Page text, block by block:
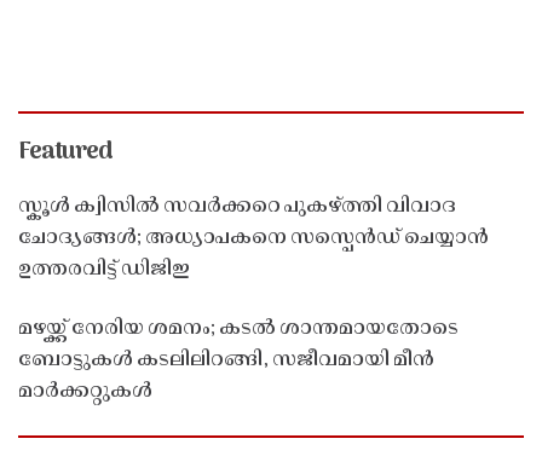
Featured
സ്കൂൾ ക്വിസിൽ സവർക്കറെ പുകഴ്ത്തി വിവാദ
ചോദ്യങ്ങൾ; അധ്യാപകനെ സസ്പെൻഡ് ചെയ്യാൻ
ഉത്തരവിട്ട് ഡിജിഇ
മഴയ്ക്ക് നേരിയ ശമനം; കടൽ ശാന്തമായതോടെ
ബോട്ടുകൾ കടലിലിറങ്ങി, സജീവമായി മീൻ
മാർക്കറ്റുകൾ